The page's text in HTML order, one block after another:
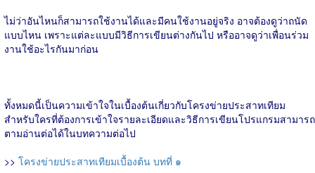
ไม่ว่าอันไหนก็สามารถใช้งานได้และมีคนใช้งานอยู่จริง อาจต้องดูว่าถนัด
แบบไหน เพราะแต่ละแบบมีวิธีการเขียนต่างกันไป หรืออาจดูว่าเพื่อนร่วม
งานใช้อะไรกันมาก่อน
ทั้งหมดนี้เป็นความเข้าใจในเบื้องต้นเกี่ยวกับโครงข่ายประสาทเทียม
สำหรับใครที่ต้องการเข้าใจรายละเอียดและวิธีการเขียนโปรแกรมสามารถ
ตามอ่านต่อได้ในบทความต่อไป
>> โครงข่ายประสาทเทียมเบื้องต้น บทที่ ๑